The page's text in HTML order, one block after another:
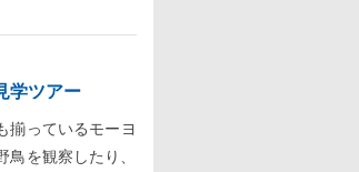
学ツアー
揃っているモーヨ
を観察したり、